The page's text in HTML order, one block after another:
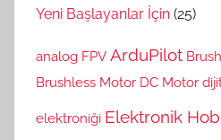
Yeni Başlayanlar İçin (25)
analog FPV ArduPilot
Brushless Motor DC Motor
elektroniği Elektronik